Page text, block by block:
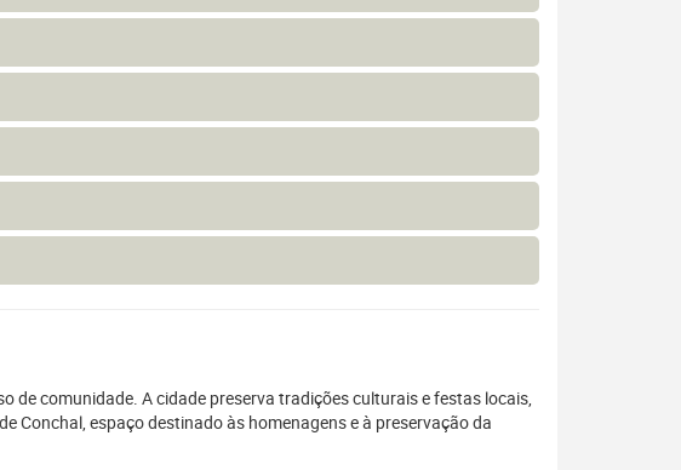
comunidade. A cidade preserva tradições culturais e festas locais,
Conchal, espaço destinado às homenagens e à preservação da